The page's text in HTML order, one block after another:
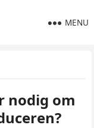
MENU
nodig om